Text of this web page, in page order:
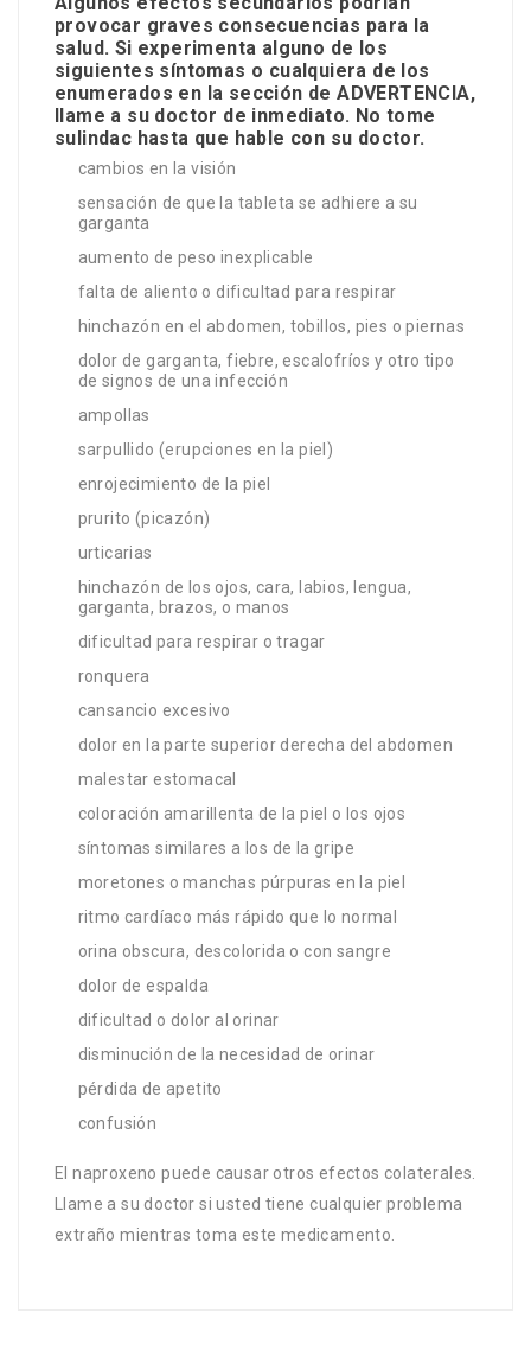
provocar graves consecuencias para la
salud. Si experimenta alguno de los
siguientes síntomas o cualquiera de los
enumerados en la sección de ADVERTENCIA,
llame a su doctor de inmediato. No tome
sulindac hasta que hable con su doctor.
cambios en la visión
sensación de que la tableta se adhiere a su
garganta
aumento de peso inexplicable
falta de aliento o dificultad para respirar
hinchazón en el abdomen, tobillos, pies o piernas
dolor de garganta, fiebre, escalofríos y otro tipo
de signos de una infección
ampollas
sarpullido (erupciones en la piel)
enrojecimiento de la piel
prurito (picazón)
urticarias
hinchazón de los ojos, cara, labios, lengua,
garganta, brazos, o manos
dificultad para respirar o tragar
ronquera
cansancio excesivo
dolor en la parte superior derecha del abdomen
malestar estomacal
coloración amarillenta de la piel o los ojos
síntomas similares a los de la gripe
moretones o manchas púrpuras en la piel
ritmo cardíaco más rápido que lo normal
orina obscura, descolorida o con sangre
dolor de espalda
dificultad o dolor al orinar
disminución de la necesidad de orinar
pérdida de apetito
confusión
El naproxeno puede causar otros efectos colaterales.
Llame a su doctor si usted tiene cualquier problema
extraño mientras toma este medicamento.